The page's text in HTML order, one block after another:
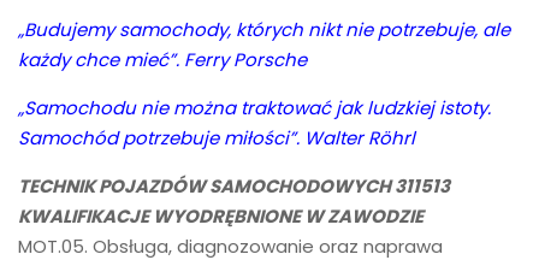
„Budujemy samochody, których nikt nie potrzebuje, ale
każdy chce mieć”. Ferry Porsche
„Samochodu nie można traktować jak ludzkiej istoty.
Samochód potrzebuje miłości”. Walter Röhrl
TECHNIK POJAZDÓW SAMOCHODOWYCH 311513
KWALIFIKACJE WYODRĘBNIONE W ZAWODZIE
MOT.05. Obsługa, diagnozowanie oraz naprawa